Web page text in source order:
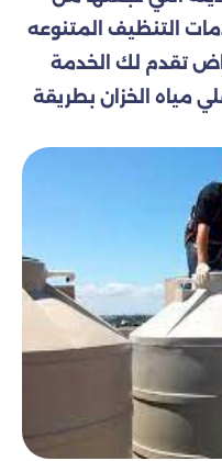
التنظيف المتنوعه
تقدم لك الخدمة
مياه الخزان بطريقة